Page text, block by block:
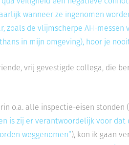
wanneer ze ingenomen
zoals de vlijmscherpe AH-messen
in mijn omgeving), hoor je
vrij gevestigde collega, die
o.a. alle inspectie-eisen stonden
is zij er verantwoordelijk voor
weggenomen”), kon ik gaan